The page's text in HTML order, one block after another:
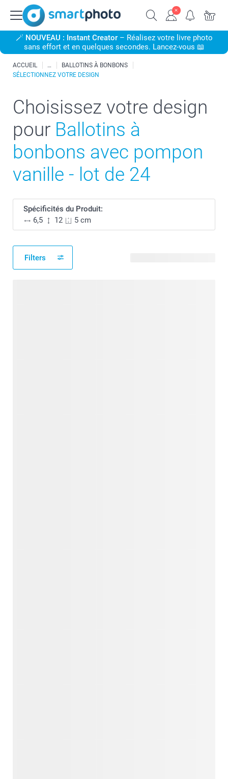
🪄 NOUVEAU : Instant Creator– Réalisez votre livre photo
sans effort et en quelques secondes. Lancez-vous 📖
ACCUEIL
BALLOTINS À BONBONS
SÉLECTIONNEZ VOTRE DESIGN
Choisissez votre design
pour Ballotins à
bonbons avec pompon
vanille - lot de 24
Spécificités du Produit:
6,5
12 5 cm
Filters